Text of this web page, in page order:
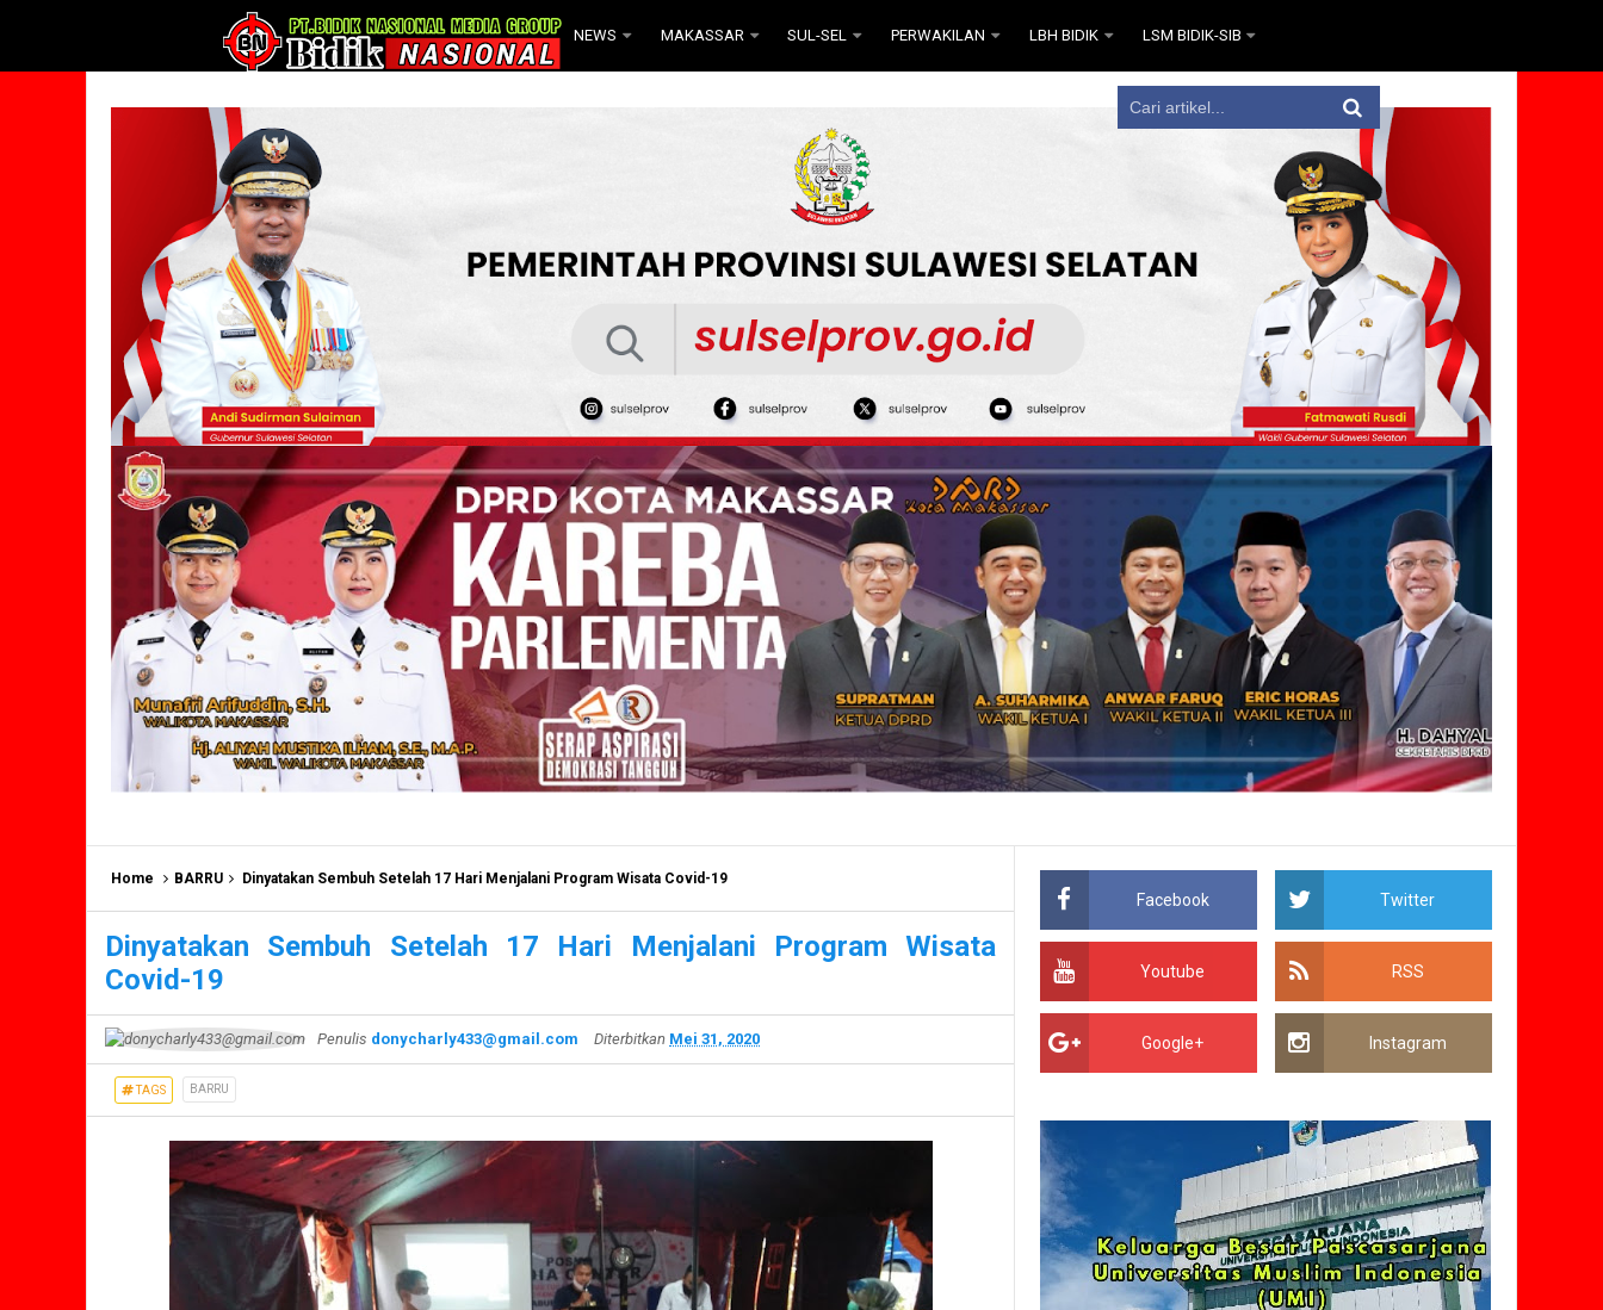
NEWS MAKASSAR SUL-SEL PERWAKILAN LBH BIDIK LSM BIDIK-SIB
Home BARRU Dinyatakan Sembuh Setelah 17 Hari Menjalani Program Wisata Covid-19
Dinyatakan Sembuh Setelah 17 Hari Menjalani Program Wisata
Covid-19
Penulis donycharly433@gmail.com Diterbitkan Mei 31, 2020
TAGS BARRU
Facebook Twitter
Youtube RSS
Google+ Instagram